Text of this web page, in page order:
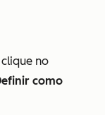
no
como